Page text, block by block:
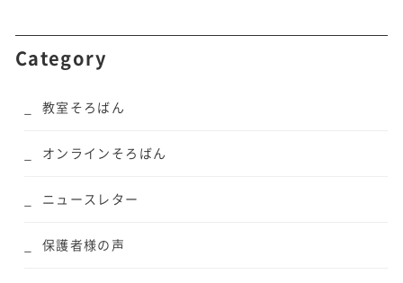
Category
教室そろばん
オンラインそろばん
ニュースレター
保護者様の声